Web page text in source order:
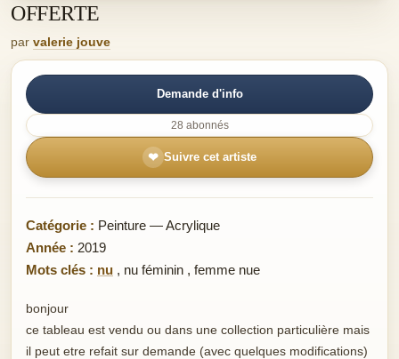
OFFERTE
par valerie jouve
Demande d'info
28 abonnés
❤ Suivre cet artiste
Catégorie : Peinture — Acrylique
Année : 2019
Mots clés : nu , nu féminin , femme nue
bonjour
ce tableau est vendu ou dans une collection particulière mais
il peut etre refait sur demande (avec quelques modifications)